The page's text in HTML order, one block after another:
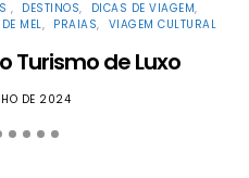
DESTINOS
DICAS DE VIAGEM
MEL PRAIAS VIAGEM CULTURAL
Turismo de Luxo
DE 2024